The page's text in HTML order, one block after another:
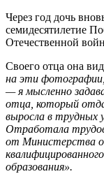
Через год дочь
семидесятилетие
Отечественной
Своего отца она
на эти
— я мысленно
отца, который
выросла в трудных
Отработала
от Министерства
образования».